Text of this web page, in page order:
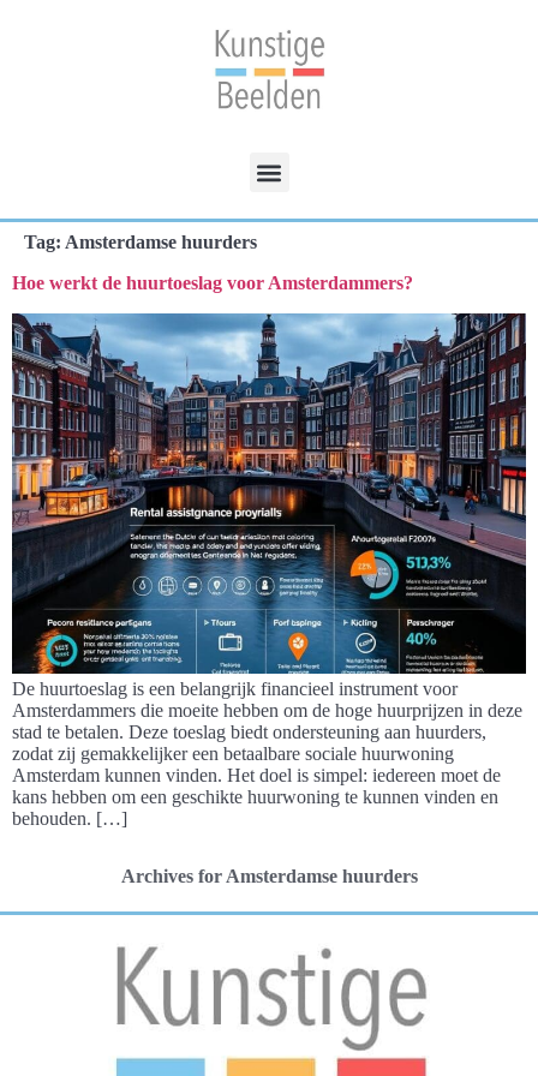
Tag: Amsterdamse huurders
Hoe werkt de huurtoeslag voor Amsterdammers?
De huurtoeslag is een belangrijk financieel instrument voor
Amsterdammers die moeite hebben om de hoge huurprijzen in deze
stad te betalen. Deze toeslag biedt ondersteuning aan huurders,
zodat zij gemakkelijker een betaalbare sociale huurwoning
Amsterdam kunnen vinden. Het doel is simpel: iedereen moet de
kans hebben om een geschikte huurwoning te kunnen vinden en
behouden. […]
Archives for Amsterdamse huurders